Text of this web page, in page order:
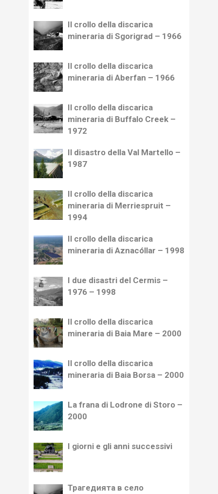
Il crollo della discarica
mineraria di Sgorigrad – 1966
Il crollo della discarica
mineraria di Aberfan – 1966
Il crollo della discarica
mineraria di Buffalo Creek –
1972
Il disastro della Val Martello –
1987
Il crollo della discarica
mineraria di Merriespruit –
1994
Il crollo della discarica
mineraria di Aznacóllar – 1998
I due disastri del Cermis –
1976 – 1998
Il crollo della discarica
mineraria di Baia Mare – 2000
Il crollo della discarica
mineraria di Baia Borsa – 2000
La frana di Lodrone di Storo –
2000
I giorni e gli anni successivi
Трагедията в село